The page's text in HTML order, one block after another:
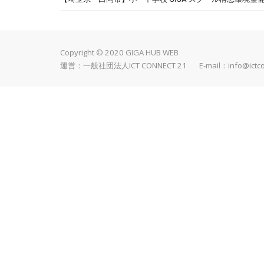
Copyright © 2020 GIGA HUB WEB
運営：一般社団法人ICT CONNECT 21 E-mail：